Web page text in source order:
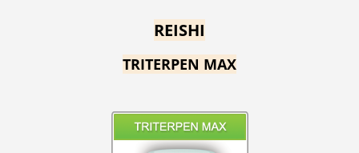
REISHI
TRITERPEN MAX